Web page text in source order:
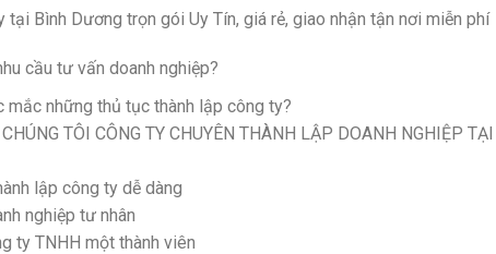
tại Bình Dương trọn gói Uy Tín, giá rẻ, giao nhận tận nơi miễn phí
cầu tư vấn doanh nghiệp?
mắc những thủ tục thành lập công ty?
TÔI CÔNG TY CHUYÊN THÀNH LẬP DOANH NGHIỆP
lập công ty dễ dàng
nghiệp tư nhân
ty TNHH một thành viên